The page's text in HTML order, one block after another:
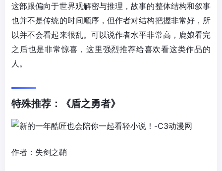
这部跟偏向于世界观解密与推理，故事的整体结构和叙事
也并不是传统的时间顺序，但作者对结构把握非常好，所
以并不会看起来很乱。可以说作者水平非常高，鹿娘看完
之后也是非常惊喜，这里强烈推荐给喜欢看这类作品的
人。
特殊推荐：《盾之勇者》
作者：失剑之鞘